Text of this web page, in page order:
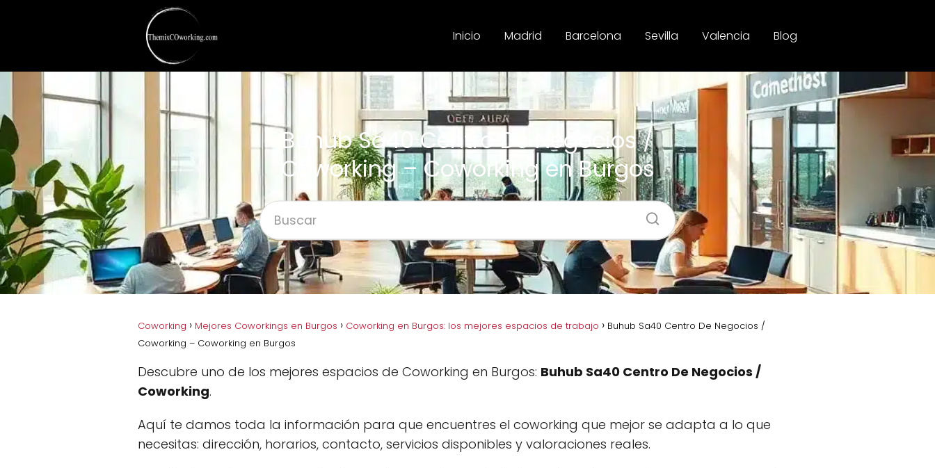
Inicio Madrid Barcelona Sevilla Valencia Blog
Buhub Sa40 Centro De Negocios /
Coworking – Coworking en Burgos
Coworking Mejores Coworkings en Burgos Coworking en Burgos: los mejores espacios de trabajo
Buhub Sa40 Centro De Negocios /
Coworking – Coworking en Burgos
Descubre uno de los mejores espacios de Coworking en Burgos: Buhub Sa40 Centro De Negocios /
Coworking.
Aquí te damos toda la información para que encuentres el coworking que mejor se adapta a lo que
necesitas: dirección, horarios, contacto, servicios disponibles y valoraciones reales.